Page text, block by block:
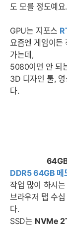
도 모를 정도예요.
GPU는 지포스
요즘엔 게임이든
가는데,
5080이면 안 되
3D 디자인 툴,
다.
DDR5 64GB 메
작업 많이 하시
브라우저 탭 수
다.
SSD는 NVMe